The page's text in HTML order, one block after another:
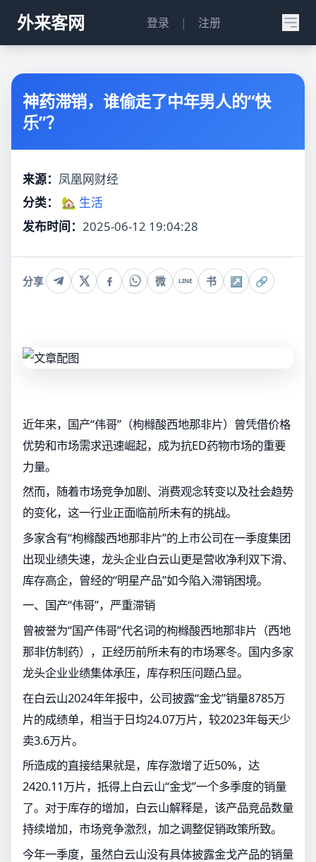
外来客网 登录 | 注册
神药滞销，谁偷走了中年男人的“快
乐”？
来源： 凤凰网财经
分类：
🏡 生活
发布时间： 2025-06-12 19:04:28
分享 微 LINE 书 ↗ 🔗
近年来，国产“伟哥”（枸橼酸西地那非片）曾凭借价格
优势和市场需求迅速崛起，成为抗ED药物市场的重要
力量。
然而，随着市场竞争加剧、消费观念转变以及社会趋势
的变化，这一行业正面临前所未有的挑战。
多家含有“枸橼酸西地那非片”的上市公司在一季度集团
出现业绩失速，龙头企业白云山更是营收净利双下滑、
库存高企，曾经的“明星产品”如今陷入滞销困境。
一、国产“伟哥”，严重滞销
曾被誉为“国产伟哥”代名词的枸橼酸西地那非片（西地
那非仿制药），正经历前所未有的市场寒冬。国内多家
龙头企业业绩集体承压，库存积压问题凸显。
在白云山2024年年报中，公司披露“金戈”销量8785万
片的成绩单，相当于日均24.07万片，较2023年每天少
卖3.6万片。
所造成的直接结果就是，库存激增了近50%，达
2420.11万片，抵得上白云山“金戈”一个多季度的销量
了。对于库存的增加，白云山解释是，该产品竞品数量
持续增加，市场竞争激烈，加之调整促销政策所致。
今年一季度，虽然白云山没有具体披露金戈产品的销量